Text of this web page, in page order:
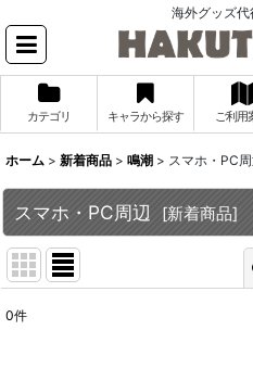
海外グッズ
カテゴリ キャラから探す ご利用
ホーム > 新着商品 > 鳴潮 > スマホ・PC
スマホ・PC周辺 [新着商品]
0件